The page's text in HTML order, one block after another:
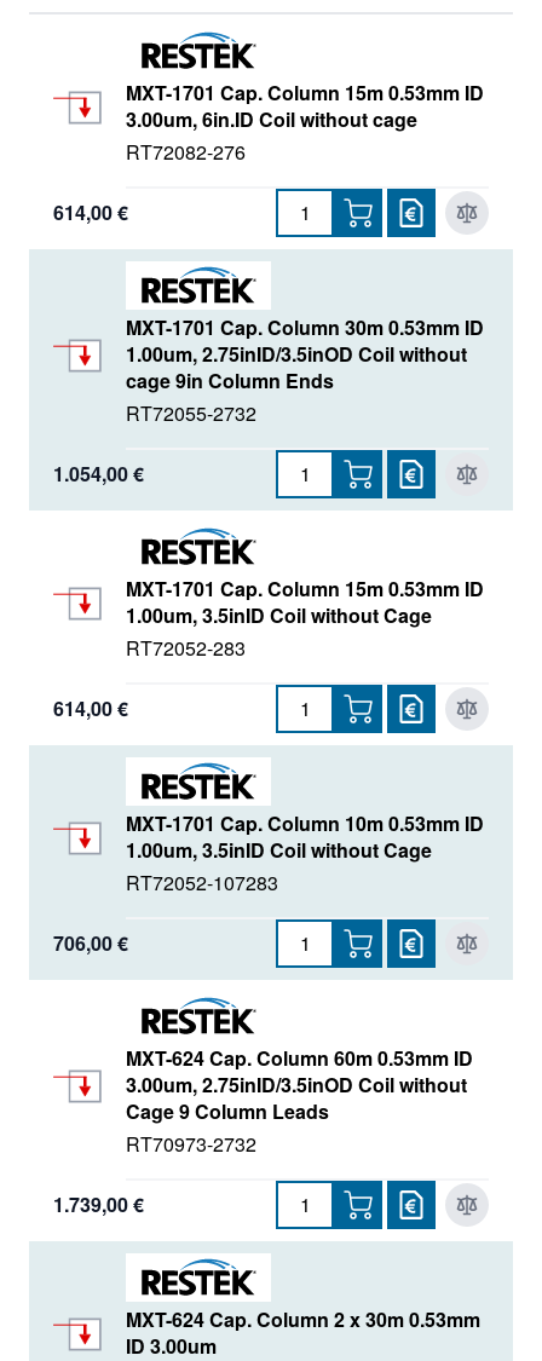
MXT-1701 Cap. Column 15m 0.53mm ID
3.00um, 6in.ID Coil without cage
RT72082-276
614,00 €
MXT-1701 Cap. Column 30m 0.53mm ID
1.00um, 2.75inID/3.5inOD Coil without
cage 9in Column Ends
RT72055-2732
1.054,00 €
MXT-1701 Cap. Column 15m 0.53mm ID
1.00um, 3.5inID Coil without Cage
RT72052-283
614,00 €
MXT-1701 Cap. Column 10m 0.53mm ID
1.00um, 3.5inID Coil without Cage
RT72052-107283
706,00 €
MXT-624 Cap. Column 60m 0.53mm ID
3.00um, 2.75inID/3.5inOD Coil without
Cage 9 Column Leads
RT70973-2732
1.739,00 €
MXT-624 Cap. Column 2 x 30m 0.53mm
ID 3.00um